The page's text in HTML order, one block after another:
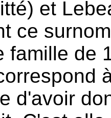
et
ce
famille de
d'avoir